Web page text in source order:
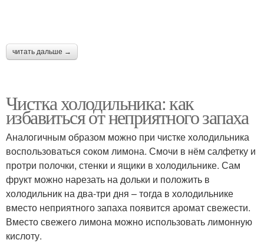
читать дальше →
Чистка холодильника: как
избавиться от неприятного запаха
Аналогичным образом можно при чистке холодильника
воспользоваться соком лимона. Смочи в нём салфетку и
протри полочки, стенки и ящики в холодильнике. Сам
фрукт можно нарезать на дольки и положить в
холодильник на два-три дня – тогда в холодильнике
вместо неприятного запаха появится аромат свежести.
Вместо свежего лимона можно использовать лимонную
кислоту.